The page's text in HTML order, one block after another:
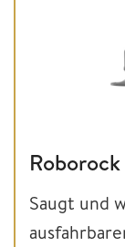
Saugt und